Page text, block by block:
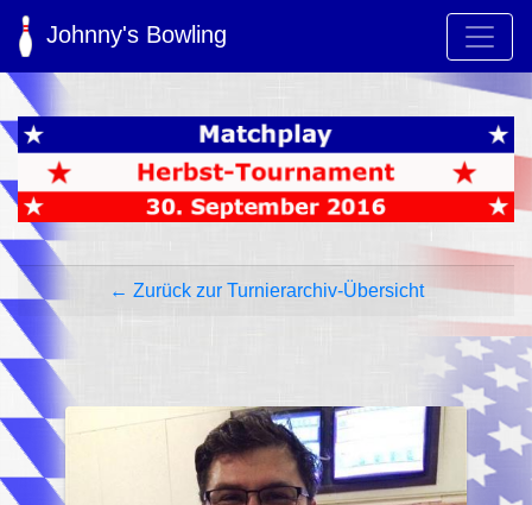
Johnny's Bowling
← Zurück zur Turnierarchiv-Übersicht